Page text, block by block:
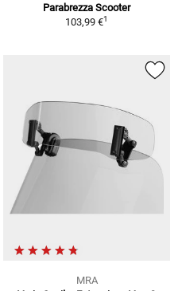
Parabrezza Scooter
103,99 €1
MRA